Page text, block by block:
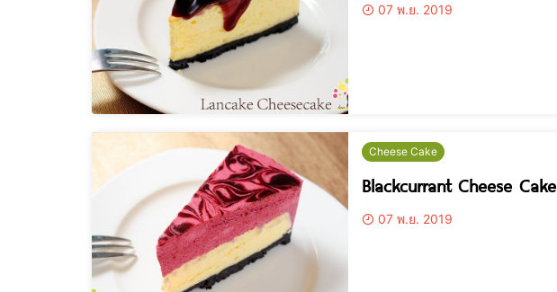
07 พ.ย. 2019
Cheese Cake
Blackcurrant Cheese Cake
07 พ.ย. 2019